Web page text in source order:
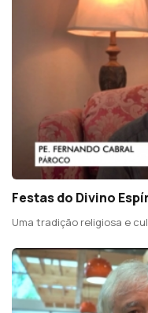
Festas do Divino
Uma tradição religiosa e